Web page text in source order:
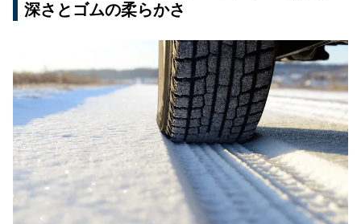
深さとゴムの柔らかさ